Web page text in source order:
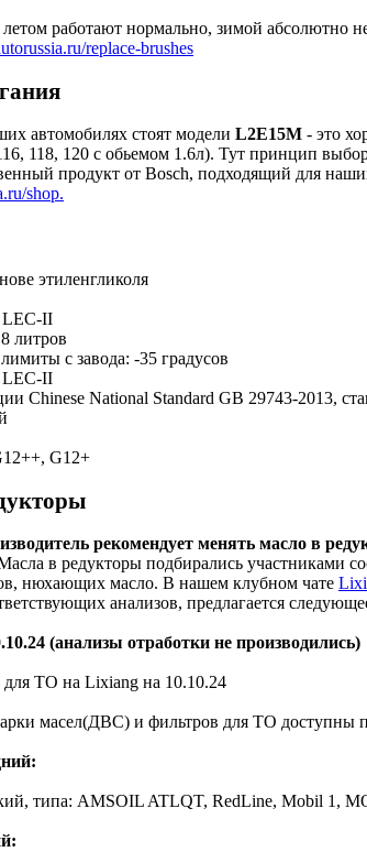
работают нормально, зимой абсолютно
replace-brushes
автомобилях стоят модели L2E15M - это
118, 120 с обьемом 1.6л). Тут принцип
продукт от Bosch, подходящий для
shop.
этиленгликоля
II
литров
с завода: -35 градусов
II
Chinese National Standard GB 29743-2013,
G12+
рекомендует менять масло в
в редукторы подбирались участниками
нюхающих масло. В нашем клубном чате
анализов, предлагается
(анализы отработки не производились)
для ТО на Lixiang на 10.10.24
масел(ДВС) и фильтров для ТО доступны
типа: AMSOIL ATLQT, RedLine, Mobil 1,